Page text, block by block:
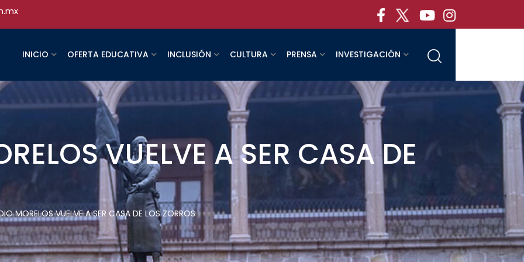
INICIO OFERTA EDUCATIVA INCLUSIÓN CULTURA PRENSA INVESTIGACIÓN
VUELVE A SER CASA DE
MORELOS VUELVE A SER CASA DE LOS ZORROS